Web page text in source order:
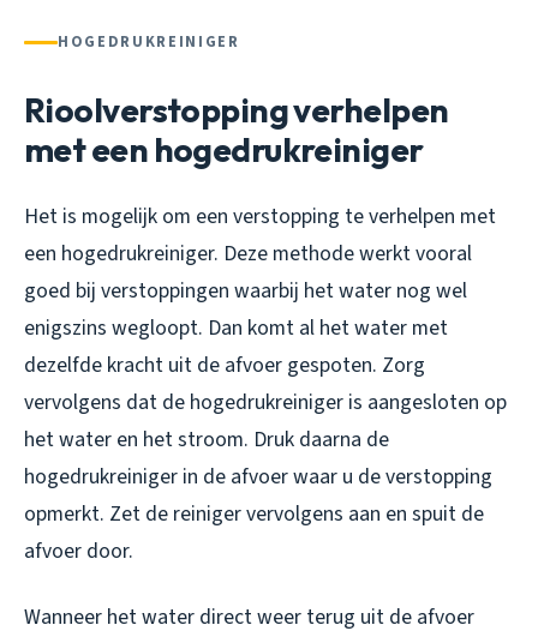
HOGEDRUKREINIGER
Rioolverstopping verhelpen
met een hogedrukreiniger
Het is mogelijk om een verstopping te verhelpen met
een hogedrukreiniger. Deze methode werkt vooral
goed bij verstoppingen waarbij het water nog wel
enigszins wegloopt. Dan komt al het water met
dezelfde kracht uit de afvoer gespoten. Zorg
vervolgens dat de hogedrukreiniger is aangesloten op
het water en het stroom. Druk daarna de
hogedrukreiniger in de afvoer waar u de verstopping
opmerkt. Zet de reiniger vervolgens aan en spuit de
afvoer door.
Wanneer het water direct weer terug uit de afvoer